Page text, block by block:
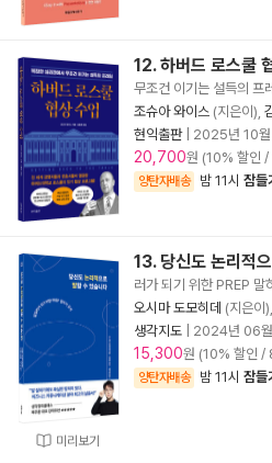
12. 하버드 로스쿨
무조건 이기는 설득의 프
조슈아 와이스 (지은이),
현익출판| 2025년 10월
20,700원 (10% 할인 /
양탄자배송 밤 11시 잠들
미리보기
13. 당신도 논리적
러가 되기 위한 PREP 말
오시마 도모히데 (지은이),
생각지도
2024년 06월
15,300원 (10% 할인 /
양탄자배송 밤 11시 잠들